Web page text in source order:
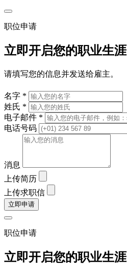
职位申请
立即开启您的职业生涯
请填写您的信息并发送给雇主。
名字 *
姓氏 *
电子邮件 *
电话号码
消息
上传简历
上传求职信
立即申请
职位申请
立即开启您的职业生涯